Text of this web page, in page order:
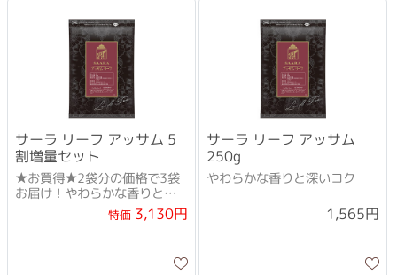
サーラ リーフ アッサム 5
割増量セット
★お買得★2袋分の価格で3袋
お届け！やわらかな香りと深
特価3,130円
サーラ リーフ アッサム
250g
やわらかな香りと深いコク
1,565円